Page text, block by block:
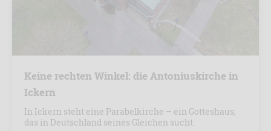
Keine rechten Winkel: die Antoniuskirche in
Ickern
In Ickern steht eine Parabelkirche – ein Gotteshaus,
das in Deutschland seines Gleichen sucht.